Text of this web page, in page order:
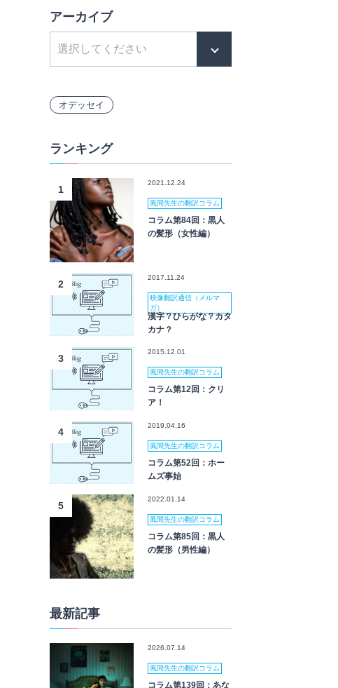
アーカイブ
オデッセイ
ランキング
1
2021.12.24
風間先生の翻訳コラム
コラム第84回：黒人
の髪形（女性編）
2
2017.11.24
映像翻訳通信（メルマ
ガ）
漢字？ひらがな？カタ
カナ？
3
2015.12.01
風間先生の翻訳コラム
コラム第12回：クリ
ア！
4
2019.04.16
風間先生の翻訳コラム
コラム第52回：ホー
ムズ事始
5
2022.01.14
風間先生の翻訳コラム
コラム第85回：黒人
の髪形（男性編）
最新記事
2026.07.14
風間先生の翻訳コラム
コラム第139回：あな